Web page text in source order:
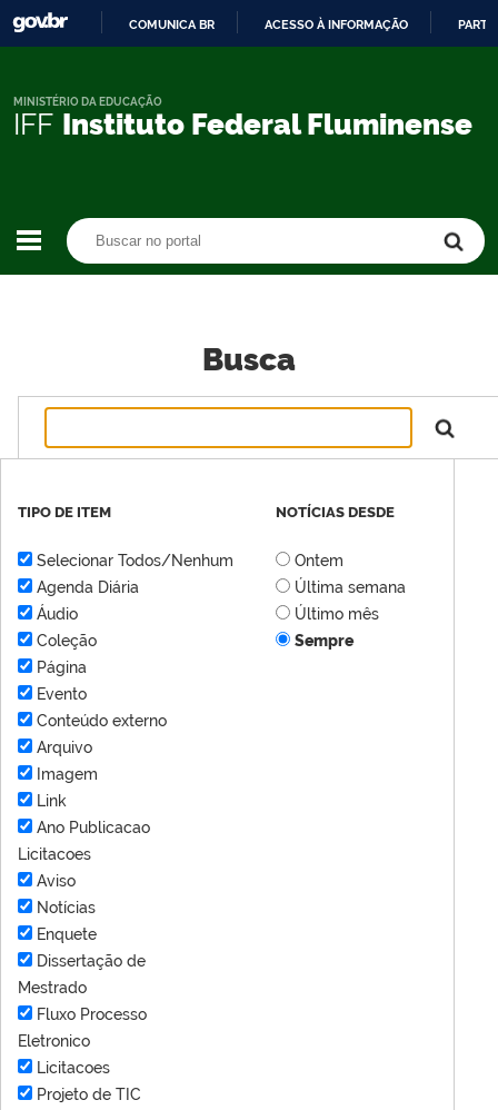
CONTEÚDO
COMUNICA BR ACESSO À INFORMAÇÃO
IFF Instituto Federal Fluminense
MINISTÉRIO DA EDUCAÇÃO
Busca
TIPO DE ITEM
Selecionar Todos/Nenhum
Agenda Diária
Áudio
Coleção
Página
Evento
Conteúdo externo
Arquivo
Imagem
Link
Ano Publicacao
Licitacoes
Aviso
Notícias
Enquete
Dissertação de
Mestrado
Fluxo Processo
Eletronico
Licitacoes
Projeto de TIC
NOTÍCIAS DESDE
Ontem
Última semana
Último mês
Sempre